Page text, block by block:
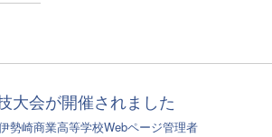
大会が開催されました
勢崎商業高等学校Webページ管理者